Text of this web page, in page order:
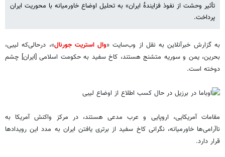
تأثیر وحشت از نفوذ فزایندۀ ایران» به تحلیل اوضاع خاورمیانه با محوریت ایران
پرداخت.
به گزارش خبرآنلاین به نقل از وب‌سایت «وال استریت جورنال»، درحالی‌که لیبی،
بحرین، یمن و سوریه متشنج هستند، کاخ سفید به حکومت اسلامی [ایران] چشم
دوخته است.
مقامات آمریکایی، اروپایی و عرب مدعی هستند، در مرکز واکنش آمریکا به
ناآرامی‌ها خاورمیانه، نگرانی کاخ سفید از برتری یافتن ایران به مدد این رویدادها
قرار دارد.